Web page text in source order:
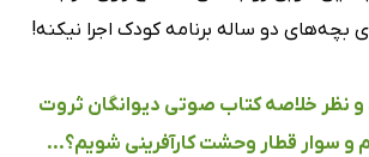
بچه‌های دو ساله برنامه کودک اجرا نیکنه!
همه 66 نقد و نظر خلاصه کتاب صوتی دیوانگان ثروت
و سوار قطار وحشت کارآفرینی شویم؟...